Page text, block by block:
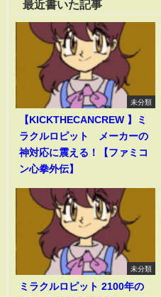
最近書いた記事
未分類
【KICKTHECANCREW 】ミ
ラクルロピット メーカーの
神対応に震える！【ファミコ
ン心拳外伝】
未分類
ミラクルロピット 2100年の